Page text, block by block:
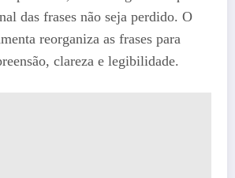
das frases não seja perdido. O
reorganiza as frases para
clareza e legibilidade.